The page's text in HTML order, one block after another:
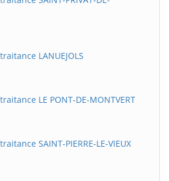
LANUEJOLS
LE PONT-DE-MONTVERT
SAINT-PIERRE-LE-VIEUX